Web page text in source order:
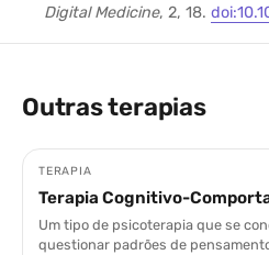
Digital Medicine, 2, 18.
Outras terapias
TERAPIA
Terapia Cognitivo-
Um tipo de psicoterapia que se
questionar padrões de